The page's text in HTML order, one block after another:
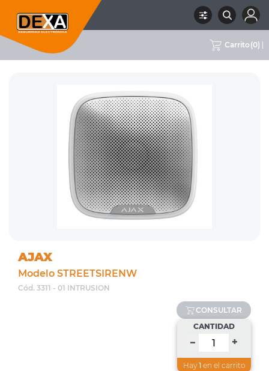
Carrito (0)
MARCA
AJAX
Modelo STREETSIRENW
Cód. 3311 - 01 INTRUSION
CONSULTAR
CANTIDAD
– +
Hay 1en el carrito